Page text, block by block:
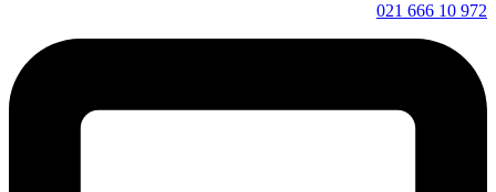
972 10 666 021